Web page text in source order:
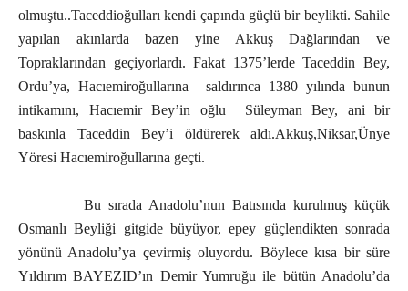
olmuştu..Taceddioğulları kendi çapında güçlü bir beylikti. Sahile
yapılan akınlarda bazen yine Akkuş Dağlarından ve
Topraklarından geçiyorlardı. Fakat 1375’lerde Taceddin Bey,
Ordu’ya, Hacıemiroğullarına saldırınca 1380 yılında bunun
intikamını, Hacıemir Bey’in oğlu Süleyman Bey, ani bir
baskınla Taceddin Bey’i öldürerek aldı.Akkuş,Niksar,Ünye
Yöresi Hacıemiroğullarına geçti.
Bu sırada Anadolu’nun Batısında kurulmuş küçük
Osmanlı Beyliği gitgide büyüyor, epey güçlendikten sonrada
yönünü Anadolu’ya çevirmiş oluyordu. Böylece kısa bir süre
Yıldırım BAYEZID’ın Demir Yumruğu ile bütün Anadolu’da